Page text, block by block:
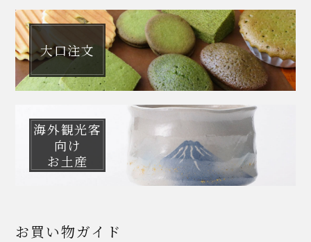
大口注文
海外観光客
向け
お土産
お買い物ガイド